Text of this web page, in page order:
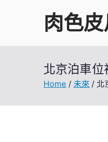
肉色
北京泊車位
Home 未來 北